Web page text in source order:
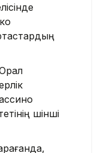
үшінші